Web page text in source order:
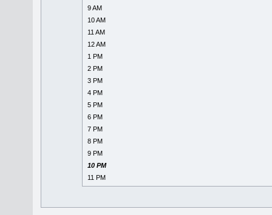
9 AM
10 AM
11 AM
12 AM
1 PM
2 PM
3 PM
4 PM
5 PM
6 PM
7 PM
8 PM
9 PM
10 PM
11 PM